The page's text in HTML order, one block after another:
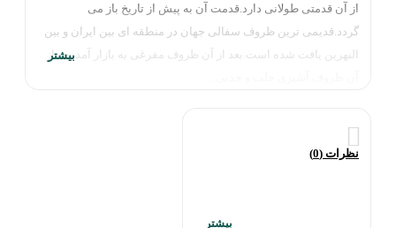
از آن قدمتی طولانی دارد.قدمت آن به پیش از تاریخ باز می
گردد.قدیمی ترین ظروف سفالی جهان در منطقه ای بین ایران و بین
النهرین یافت شده است.بعد از آن ظروف مفرغی به بازار آمد.بعد از
نظرات (0)